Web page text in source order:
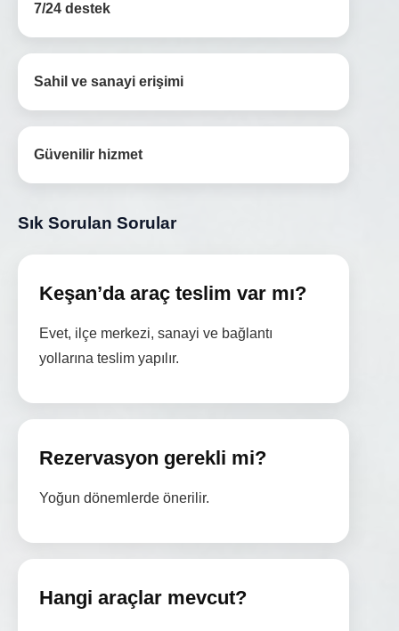
7/24 destek
Sahil ve sanayi erişimi
Güvenilir hizmet
Sık Sorulan Sorular
Keşan’da araç teslim var mı?
Evet, ilçe merkezi, sanayi ve bağlantı
yollarına teslim yapılır.
Rezervasyon gerekli mi?
Yoğun dönemlerde önerilir.
Hangi araçlar mevcut?